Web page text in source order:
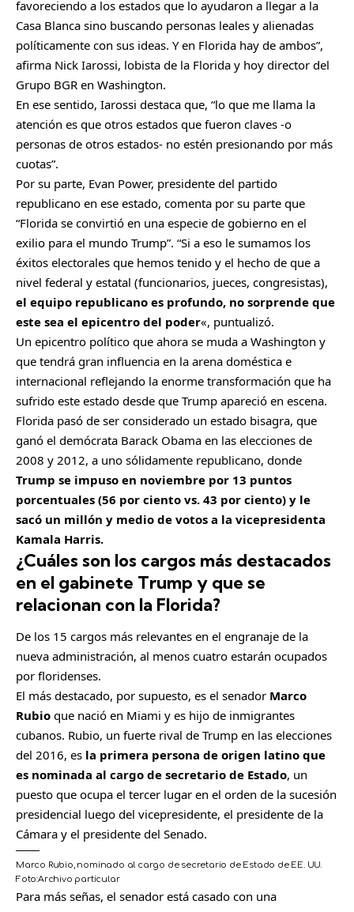
favoreciendo a los estados que lo ayudaron a llegar a la
Casa Blanca sino buscando personas leales y alienadas
políticamente con sus ideas. Y en Florida hay de ambos”,
afirma Nick Iarossi, lobista de la Florida y hoy director del
Grupo BGR en Washington.
En ese sentido, Iarossi destaca que, “lo que me llama la
atención es que otros estados que fueron claves -o
personas de otros estados- no estén presionando por más
cuotas”.
Por su parte, Evan Power, presidente del partido
republicano en ese estado, comenta por su parte que
“Florida se convirtió en una especie de gobierno en el
exilio para el mundo Trump”. “Si a eso le sumamos los
éxitos electorales que hemos tenido y el hecho de que a
nivel federal y estatal (funcionarios, jueces, congresistas),
el equipo republicano es profundo, no sorprende que
este sea el epicentro del poder«, puntualizó.
Un epicentro político que ahora se muda a Washington y
que tendrá gran influencia en la arena doméstica e
internacional reflejando la enorme transformación que ha
sufrido este estado desde que Trump apareció en escena.
Florida pasó de ser considerado un estado bisagra, que
ganó el demócrata Barack Obama en las elecciones de
2008 y 2012, a uno sólidamente republicano, donde
Trump se impuso en noviembre por 13 puntos
porcentuales (56 por ciento vs. 43 por ciento) y le
sacó un millón y medio de votos a la vicepresidenta
Kamala Harris.
¿Cuáles son los cargos más destacados
en el gabinete Trump y que se
relacionan con la Florida?
De los 15 cargos más relevantes en el engranaje de la
nueva administración, al menos cuatro estarán ocupados
por floridenses.
El más destacado, por supuesto, es el senador Marco
Rubio que nació en Miami y es hijo de inmigrantes
cubanos. Rubio, un fuerte rival de Trump en las elecciones
del 2016, es la primera persona de origen latino que
es nominada al cargo de secretario de Estado, un
puesto que ocupa el tercer lugar en el orden de la sucesión
presidencial luego del vicepresidente, el presidente de la
Cámara y el presidente del Senado.
Marco Rubio, nominado al cargo de secretario de Estado de EE. UU.
Foto:Archivo particular
Para más señas, el senador está casado con una